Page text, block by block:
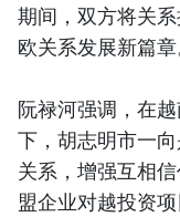
期间，双方将关
欧关系发展新篇章
阮禄河强调，在
下，胡志明市一
关系，增强互相
盟企业对越投资